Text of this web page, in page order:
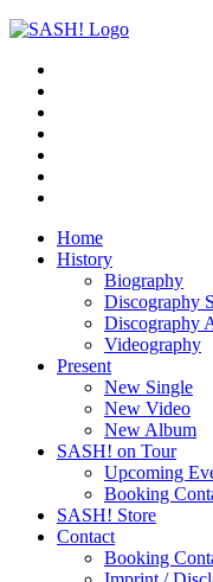
Home
History
Biography
Discography
Discography
Videography
Present
New Single
New Video
New Album
SASH! on Tour
Upcoming
Booking
SASH! Store
Contact
Booking